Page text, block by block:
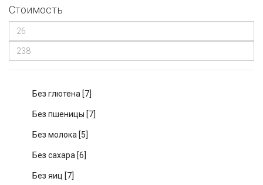
Стоимость
Без глютена [7]
Без пшеницы [7]
Без молока [5]
Без сахара [6]
Без яиц [7]